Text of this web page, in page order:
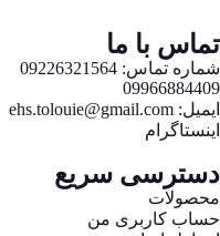
تماس با ما
شماره تماس: 09226321564
09966884409
ایمیل: ehs.tolouie@gmail.com
اینستاگرام
دسترسی سریع
محصولات
حساب کاربری من